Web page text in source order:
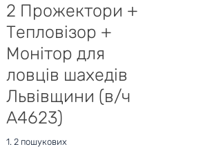
2 Прожектори +
Тепловізор +
Монітор для
ловців шахедів
Львівщини (в/ч
А4623)
1. 2 пошукових